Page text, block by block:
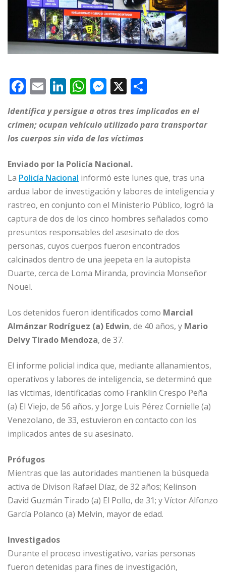
F
a
c
e
o
o
k
E
ai
l
Li
n
k
e
n
W
at
s
p
p
M
ss
e
g
e
r
X
o
m
p
r
Identifica y persigue a otros tres implicados en el
crimen; ocupan vehículo utilizado para transportar
los cuerpos sin vida de las víctimas
Enviado por la Policía Nacional.
La Policía Nacional informó este lunes que, tras una
ardua labor de investigación y labores de inteligencia y
rastreo, en conjunto con el Ministerio Público, logró la
captura de dos de los cinco hombres señalados como
presuntos responsables del asesinato de dos
personas, cuyos cuerpos fueron encontrados
calcinados dentro de una jeepeta en la autopista
Duarte, cerca de Loma Miranda, provincia Monseñor
Nouel.
Los detenidos fueron identificados como Marcial
Almánzar Rodríguez (a) Edwin, de 40 años, y Mario
Delvy Tirado Mendoza, de 37.
El informe policial indica que, mediante allanamientos,
operativos y labores de inteligencia, se determinó que
las víctimas, identificadas como Franklin Crespo Peña
(a) El Viejo, de 56 años, y Jorge Luis Pérez Cornielle (a)
Venezolano, de 33, estuvieron en contacto con los
implicados antes de su asesinato.
Prófugos
Mientras que las autoridades mantienen la búsqueda
activa de Divison Rafael Díaz, de 32 años; Kelinson
David Guzmán Tirado (a) El Pollo, de 31; y Víctor Alfonzo
García Polanco (a) Melvin, mayor de edad.
Investigados
Durante el proceso investigativo, varias personas
fueron detenidas para fines de investigación,